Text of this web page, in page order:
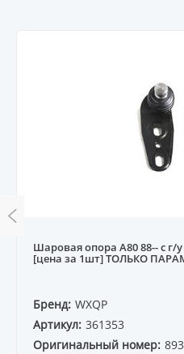
Шаровая опора A80 88-- с г/
[цена за 1шт] ТОЛЬКО
Бренд: WXQP
Артикул: 361353
Оригинальный номер: